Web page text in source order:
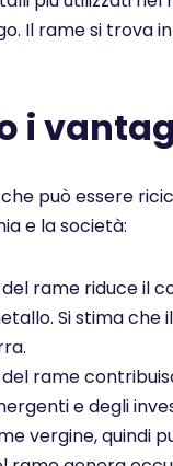
Il rame si trova
i
può essere
e la società:
rame riduce il
Si stima
del rame
e degli
vergine, quindi